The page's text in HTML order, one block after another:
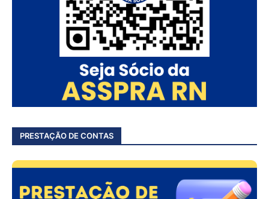
PRESTAÇÃO DE CONTAS